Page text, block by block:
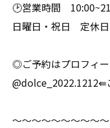
🕑営業時間
日曜日・祝日 定休日
◎ご予約はプロフィー
@dolce_2022.1212⇚
～～～～～～～～～